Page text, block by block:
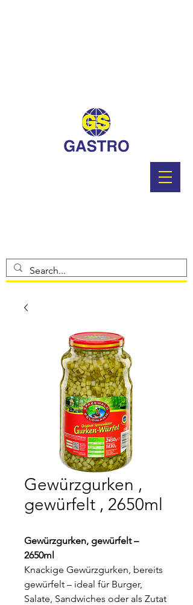
Gewürzgurken ,
gewürfelt , 2650ml
Gewürzgurken, gewürfelt –
2650ml
Knackige Gewürzgurken, bereits
gewürfelt – ideal für Burger,
Salate, Sandwiches oder als Zutat